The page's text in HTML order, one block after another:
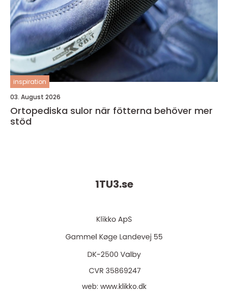
inspiration
03. August 2026
Ortopediska sulor när fötterna behöver mer
stöd
1TU3.se
web: www.klikko.dk